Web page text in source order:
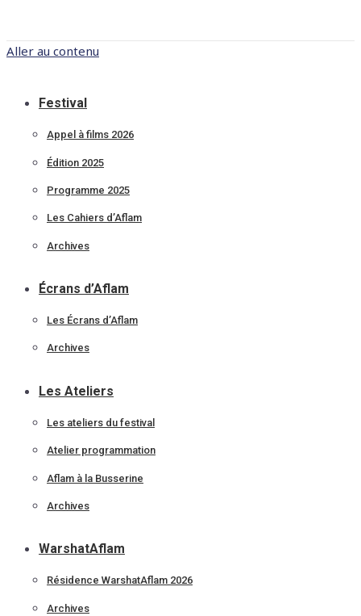
Aller au contenu
Festival
Appel à films 2026
Édition 2025
Programme 2025
Les Cahiers d’Aflam
Archives
Écrans d’Aflam
Les Écrans d’Aflam
Archives
Les Ateliers
Les ateliers du festival
Atelier programmation
Aflam à la Busserine
Archives
WarshatAflam
Résidence WarshatAflam 2026
Archives